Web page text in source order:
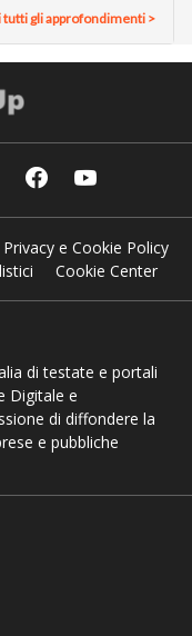
tutti gli approfondimenti >
Privacy e Cookie Policy
Cookie Center
di testate e portali
Digitale e
di diffondere la
e pubbliche